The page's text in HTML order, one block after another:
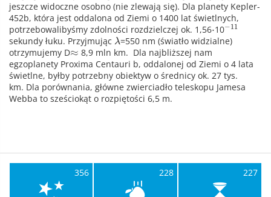
jeszcze widoczne osobno (nie zlewają się). Dla planety Kepler-
452b, która jest oddalona od Ziemi o 1400 lat świetlnych,
potrzebowalibyśmy zdolności rozdzielczej ok. 1,56⋅10−11
sekundy łuku. Przyjmując λ=550 nm (światło widzialne)
otrzymujemy D≈ 8,9 mln km. Dla najbliższej nam
egzoplanety Proxima Centauri b, oddalonej od Ziemi o 4 lata
świetlne, byłby potrzebny obiektyw o średnicy ok. 27 tys.
km. Dla porównania, główne zwierciadło teleskopu Jamesa
Webba to sześciokąt o rozpiętości 6,5 m.
356 228 227